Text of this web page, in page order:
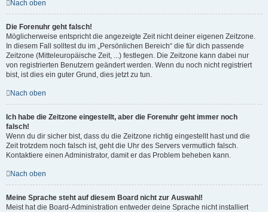
Nach oben
Die Forenuhr geht falsch!
Möglicherweise entspricht die angezeigte Zeit nicht deiner eigenen Zeitzone.
In diesem Fall solltest du im „Persönlichen Bereich“ die für dich passende
Zeitzone (Mitteleuropäische Zeit, ...) festlegen. Die Zeitzone kann dabei nur
von registrierten Benutzern geändert werden. Wenn du noch nicht registriert
bist, ist dies ein guter Grund, dies jetzt zu tun.
Nach oben
Ich habe die Zeitzone eingestellt, aber die Forenuhr geht immer noch
falsch!
Wenn du dir sicher bist, dass du die Zeitzone richtig eingestellt hast und die
Zeit trotzdem noch falsch ist, geht die Uhr des Servers vermutlich falsch.
Kontaktiere einen Administrator, damit er das Problem beheben kann.
Nach oben
Meine Sprache steht auf diesem Board nicht zur Auswahl!
Meist hat die Board-Administration entweder deine Sprache nicht installiert